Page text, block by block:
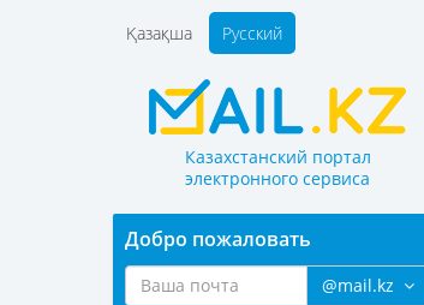
Қазақша Русский
Казахстанский портал
электронного сервиса
Добро пожаловать
@mail.kz